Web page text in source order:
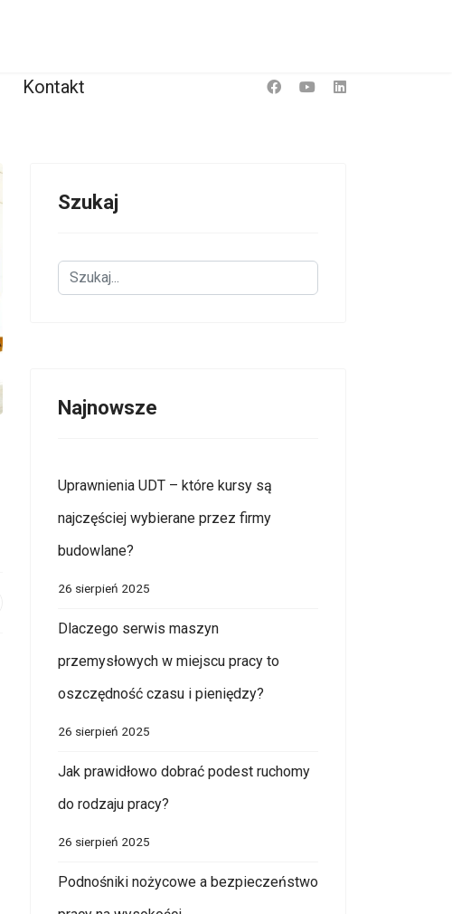
Kontakt
Szukaj
Szukaj...
Najnowsze
Uprawnienia UDT – które kursy są
najczęściej wybierane przez firmy
budowlane?
26 sierpień 2025
Dlaczego serwis maszyn
przemysłowych w miejscu pracy to
oszczędność czasu i pieniędzy?
26 sierpień 2025
Jak prawidłowo dobrać podest ruchomy
do rodzaju pracy?
26 sierpień 2025
Podnośniki nożycowe a bezpieczeństwo